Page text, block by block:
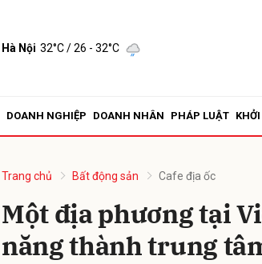
Hà Nội 32°C/ 26 - 32°C
DOANH NGHIỆP DOANH NHÂN PHÁP LUẬT
Trang chủ Bất động sản Cafe địa ốc
Một địa phương tại
năng thành trung